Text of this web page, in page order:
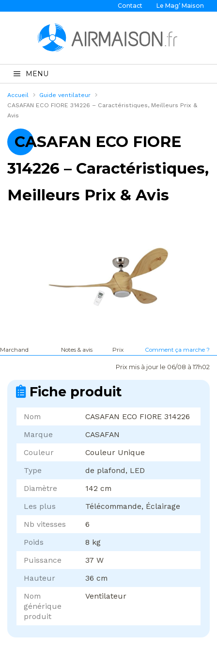
Contact Le Mag’ Maison
MENU
Accueil
Guide ventilateur
CASAFAN ECO FIORE 314226 – Caractéristiques, Meilleurs Prix &
Avis
CASAFAN ECO FIORE
314226 – Caractéristiques,
Meilleurs Prix & Avis
Marchand Notes & avis Prix Comment ça marche ?
Prix mis à jour le 06/08 à 17h02
Fiche produit
Nom
CASAFAN ECO FIORE 314226
Marque
CASAFAN
Couleur
Couleur Unique
Type
de plafond, LED
Diamètre
142 cm
Les plus
Télécommande, Éclairage
Nb vitesses
6
Poids
8 kg
Puissance
37 W
Hauteur
36 cm
Nom
générique
produit
Ventilateur